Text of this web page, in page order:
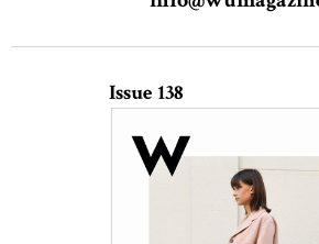
Issue 138